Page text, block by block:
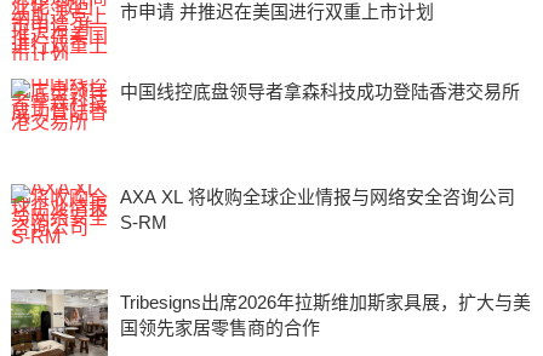
市申请 并推迟在美国进行双重上市计划
中国线控底盘领导者拿森科技成功登陆香港交易所
AXA XL 将收购全球企业情报与网络安全咨询公司
S-RM
Tribesigns出席2026年拉斯维加斯家具展，扩大与美
国领先家居零售商的合作